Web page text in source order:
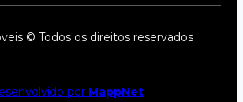
© Todos os direitos reservados
por MappNet